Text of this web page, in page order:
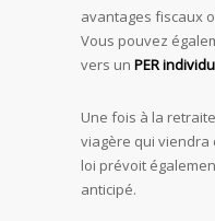
avantages fiscaux
Vous pouvez
vers un PER
Une fois à la
viagère qui viendra
loi prévoit
anticipé.